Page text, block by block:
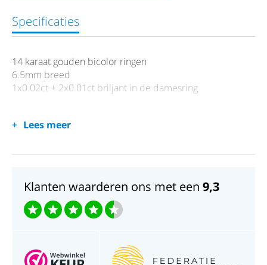
Specificaties
14 karaat gouden bicolor ringen
6.5mm breed
1x0.02ct + 2x0.01ct briljant in de damesring
Lees meer
Klanten waarderen ons met een 9,3